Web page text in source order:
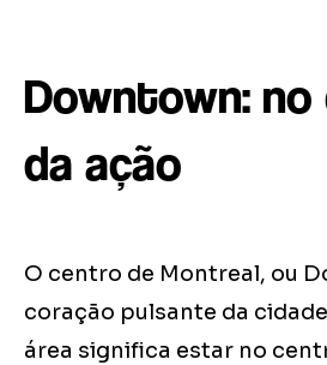
Downtown:
da ação
O centro de Montreal, ou
coração pulsante da
área significa estar no